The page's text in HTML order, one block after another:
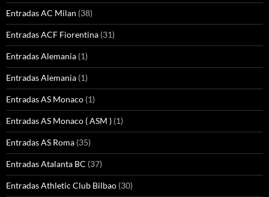
Entradas AC Milan (38)
Entradas ACF Fiorentina (31)
Entradas Alemania (1)
Entradas Alemania (1)
Entradas AS Monaco (1)
Entradas AS Monaco ( ASM ) (1)
Entradas AS Roma (35)
Entradas Atalanta BC (37)
Entradas Athletic Club Bilbao (30)